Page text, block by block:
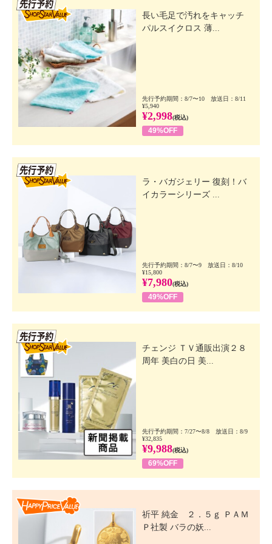
長い毛足で汚れをキャッチ
パルスイクロス 薄...
先行予約期間：8/7〜10 放送日：8/11
¥5,940
¥2,998(税込)
49%OFF
ラ・バガジェリー 復刻！バ
イカラーシリーズ ...
先行予約期間：8/7〜9 放送日：8/10
¥15,800
¥7,980(税込)
49%OFF
チェンジ ＴＶ通販出演２８
周年 美白の日 美...
先行予約期間：7/27〜8/8 放送日：8/9
¥32,835
¥9,988(税込)
69%OFF
祈平 純金 ２．５ｇ ＰＡＭ
Ｐ社製 バラの妖...